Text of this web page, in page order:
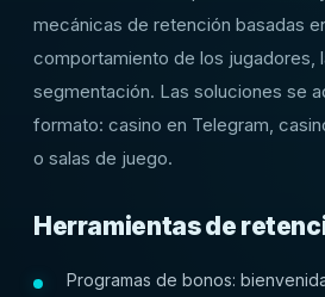
mecánicas de retención basadas
comportamiento de los jugadores,
segmentación. Las soluciones se
formato: casino en Telegram,
o salas de juego.
Herramientas de
Programas de bonos: